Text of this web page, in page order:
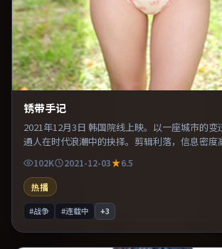
锈带手记
2021年12月3日 韩国院线上映。以一座城市的变
通人在时代浪潮中的抉择。剪辑利落，信息密度
与推理的观众。片尾留白意味深长，值得二刷细
102K 2021-12-03
6.5
热播
#战争 #连载中 +3